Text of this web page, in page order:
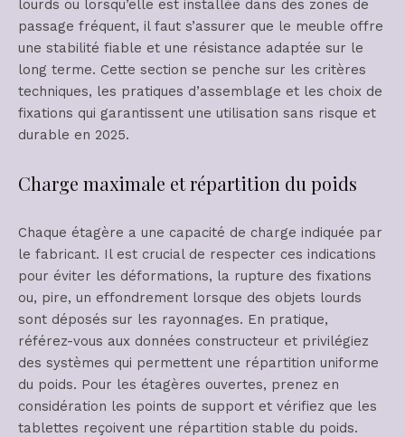
lourds ou lorsqu’elle est installée dans des zones de
passage fréquent, il faut s’assurer que le meuble offre
une stabilité fiable et une résistance adaptée sur le
long terme. Cette section se penche sur les critères
techniques, les pratiques d’assemblage et les choix de
fixations qui garantissent une utilisation sans risque et
durable en 2025.
Charge maximale et répartition du poids
Chaque étagère a une capacité de charge indiquée par
le fabricant. Il est crucial de respecter ces indications
pour éviter les déformations, la rupture des fixations
ou, pire, un effondrement lorsque des objets lourds
sont déposés sur les rayonnages. En pratique,
référez-vous aux données constructeur et privilégiez
des systèmes qui permettent une répartition uniforme
du poids. Pour les étagères ouvertes, prenez en
considération les points de support et vérifiez que les
tablettes reçoivent une répartition stable du poids.